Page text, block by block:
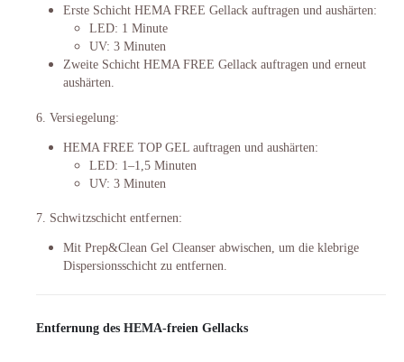
Erste Schicht HEMA FREE Gellack auftragen und aushärten:
LED: 1 Minute
UV: 3 Minuten
Zweite Schicht HEMA FREE Gellack auftragen und erneut
aushärten.
6. Versiegelung:
HEMA FREE TOP GEL auftragen und aushärten:
LED: 1–1,5 Minuten
UV: 3 Minuten
7. Schwitzschicht entfernen:
Mit Prep&Clean Gel Cleanser abwischen, um die klebrige
Dispersionsschicht zu entfernen.
Entfernung des HEMA-freien Gellacks